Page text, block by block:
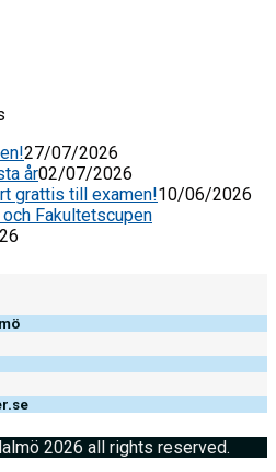
27/07/2026
år02/07/2026
grattis till examen!10/06/2026
Fakultetscupen
2026 all rights reserved.